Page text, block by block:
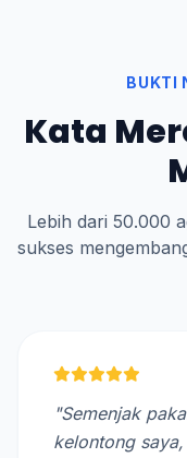
BUKTI
Kata
Lebih dari 50.000
sukses
"Semenjak
kelontong